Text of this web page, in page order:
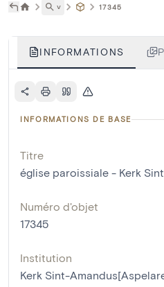
˅ 17345
INFORMATIONS
INFORMATIONS DE BASE
Titre
église paroissiale - Kerk
Numéro d'objet
17345
Institution
Kerk Sint-